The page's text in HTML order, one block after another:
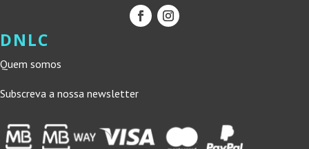
DNLC
Quem somos
Subscreva a nossa newsletter